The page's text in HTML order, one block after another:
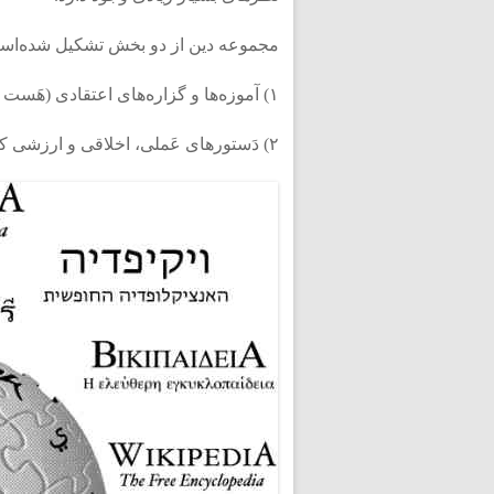
مجموعه دین از دو بخش تشکیل
۱) آموزه‌ها و گزاره‌های اعتقادی (هَست‌ ها / اصول)
۲) دَستورهای عَملی، اخلاقی و ارزشی که بر پایه آموزه‌های اعتقادی استوار شده‌اند. (باید ها / فروع).